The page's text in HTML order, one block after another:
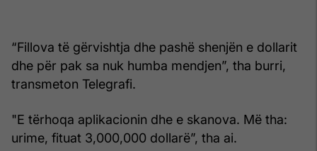
“Fillova të gërvishtja dhe pashë shenjën e dollarit
dhe për pak sa nuk humba mendjen”, tha burri,
transmeton Telegrafi.
"E tërhoqa aplikacionin dhe e skanova. Më tha:
urime, fituat 3,000,000 dollarë”, tha ai.